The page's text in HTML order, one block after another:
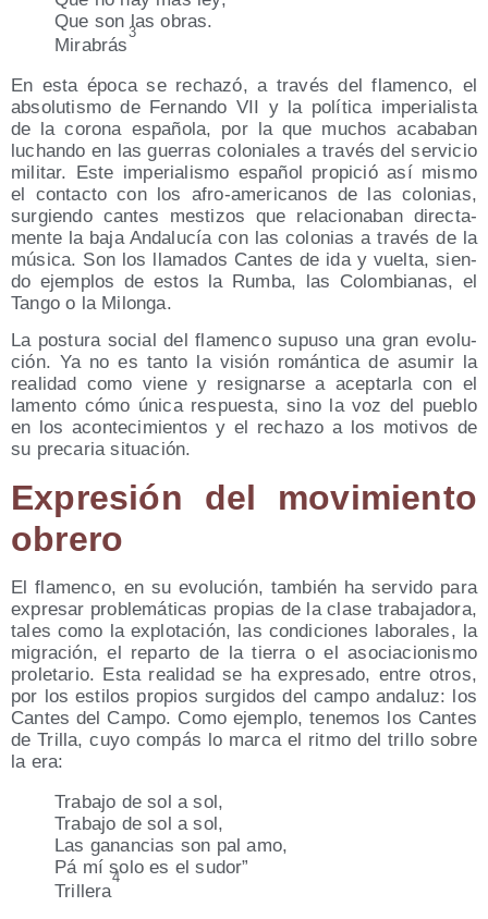
Que son las obras.
Mira­brás
3
En esta épo­ca se recha­zó, a tra­vés del fla­men­co, el
abso­lu­tis­mo de Fer­nan­do VII y la polí­ti­ca impe­ria­lis­ta
de la coro­na espa­ño­la, por la que muchos aca­ba­ban
luchan­do en las gue­rras colo­nia­les a tra­vés del ser­vi­cio
mili­tar. Este impe­ria­lis­mo espa­ñol pro­pi­ció así mis­mo
el con­tac­to con los afro-ame­ri­ca­nos de las colo­nias,
sur­gien­do can­tes mes­ti­zos que rela­cio­na­ban direc­ta­
men­te la baja Anda­lu­cía con las colo­nias a tra­vés de la
músi­ca. Son los lla­ma­dos Can­tes de ida y vuel­ta, sien­
do ejem­plos de estos la Rum­ba, las Colom­bia­nas, el
Tan­go o la Milonga.
La pos­tu­ra social del fla­men­co supu­so una gran evo­lu­
ción. Ya no es tan­to la visión román­ti­ca de asu­mir la
reali­dad como vie­ne y resig­nar­se a acep­tar­la con el
lamen­to cómo úni­ca res­pues­ta, sino la voz del pue­blo
en los acon­te­ci­mien­tos y el recha­zo a los moti­vos de
su pre­ca­ria situación.
Expre­sión del movi­mien­to
obrero
El fla­men­co, en su evo­lu­ción, tam­bién ha ser­vi­do para
expre­sar pro­ble­má­ti­cas pro­pias de la cla­se tra­ba­ja­do­ra,
tales como la explo­ta­ción, las con­di­cio­nes labo­ra­les, la
migra­ción, el repar­to de la tie­rra o el aso­cia­cio­nis­mo
pro­le­ta­rio. Esta reali­dad se ha expre­sa­do, entre otros,
por los esti­los pro­pios sur­gi­dos del cam­po anda­luz: los
Can­tes del Cam­po. Como ejem­plo, tene­mos los Can­tes
de Tri­lla, cuyo com­pás lo mar­ca el rit­mo del tri­llo sobre
la era:
Tra­ba­jo de sol a sol,
Tra­ba­jo de sol a sol,
Las ganan­cias son pal amo,
Pá mí solo es el sudor”
Tri­lle­ra
4